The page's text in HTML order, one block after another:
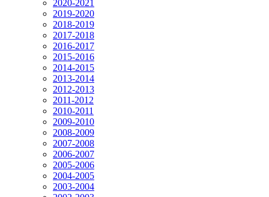
2020-2021
2019-2020
2018-2019
2017-2018
2016-2017
2015-2016
2014-2015
2013-2014
2012-2013
2011-2012
2010-2011
2009-2010
2008-2009
2007-2008
2006-2007
2005-2006
2004-2005
2003-2004